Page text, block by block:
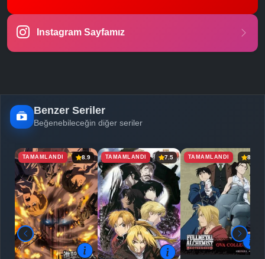
Instagram Sayfamız
Benzer Seriler
Beğenebileceğin diğer seriler
TAMAMLANDI 8.9 TAMAMLANDI 7.5 TAMAMLANDI 8.0